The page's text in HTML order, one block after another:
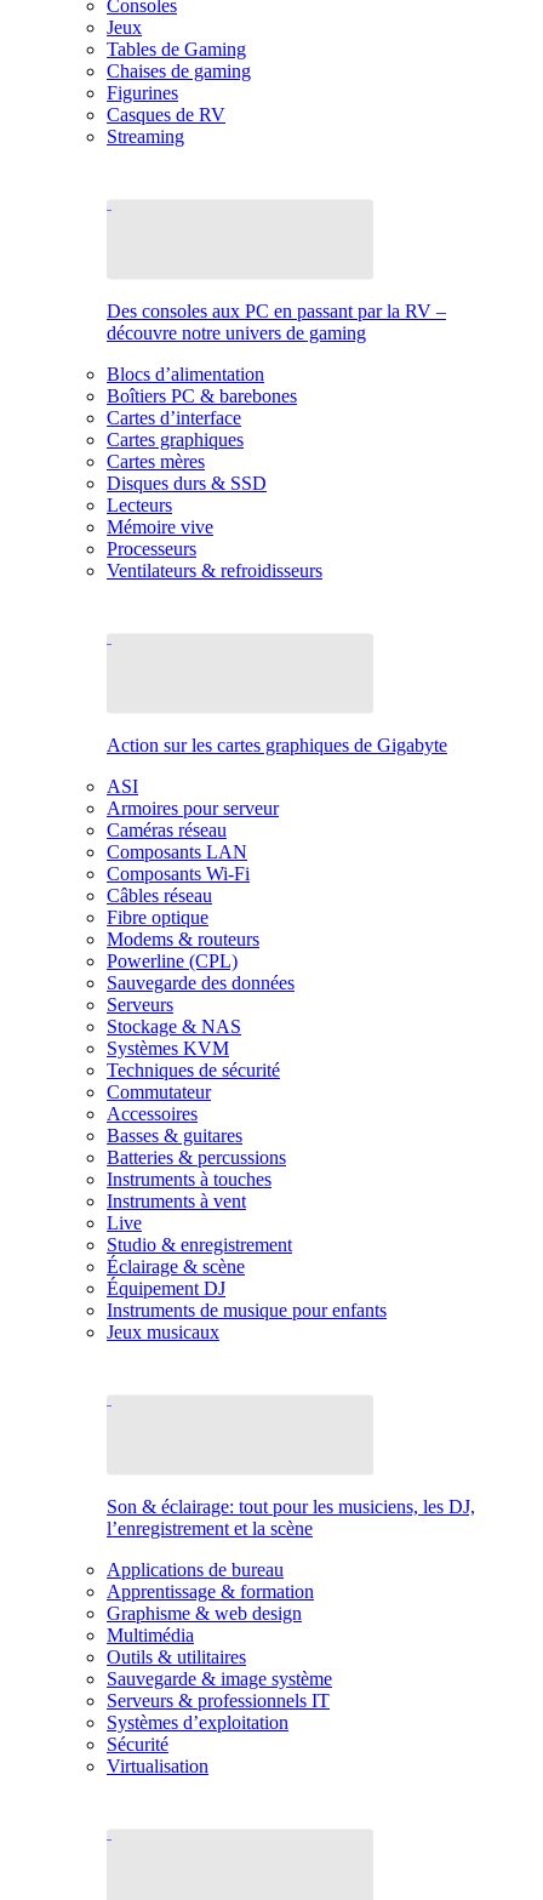
Consoles
Jeux
Tables de Gaming
Chaises de gaming
Figurines
Casques de RV
Streaming
Des consoles aux PC en passant par la RV –
découvre notre univers de gaming
Blocs d’alimentation
Boîtiers PC & barebones
Cartes d’interface
Cartes graphiques
Cartes mères
Disques durs & SSD
Lecteurs
Mémoire vive
Processeurs
Ventilateurs & refroidisseurs
Action sur les cartes graphiques de Gigabyte
ASI
Armoires pour serveur
Caméras réseau
Composants LAN
Composants Wi-Fi
Câbles réseau
Fibre optique
Modems & routeurs
Powerline (CPL)
Sauvegarde des données
Serveurs
Stockage & NAS
Systèmes KVM
Techniques de sécurité
Commutateur
Accessoires
Basses & guitares
Batteries & percussions
Instruments à touches
Instruments à vent
Live
Studio & enregistrement
Éclairage & scène
Équipement DJ
Instruments de musique pour enfants
Jeux musicaux
Son & éclairage: tout pour les musiciens, les DJ,
l’enregistrement et la scène
Applications de bureau
Apprentissage & formation
Graphisme & web design
Multimédia
Outils & utilitaires
Sauvegarde & image système
Serveurs & professionnels IT
Systèmes d’exploitation
Sécurité
Virtualisation